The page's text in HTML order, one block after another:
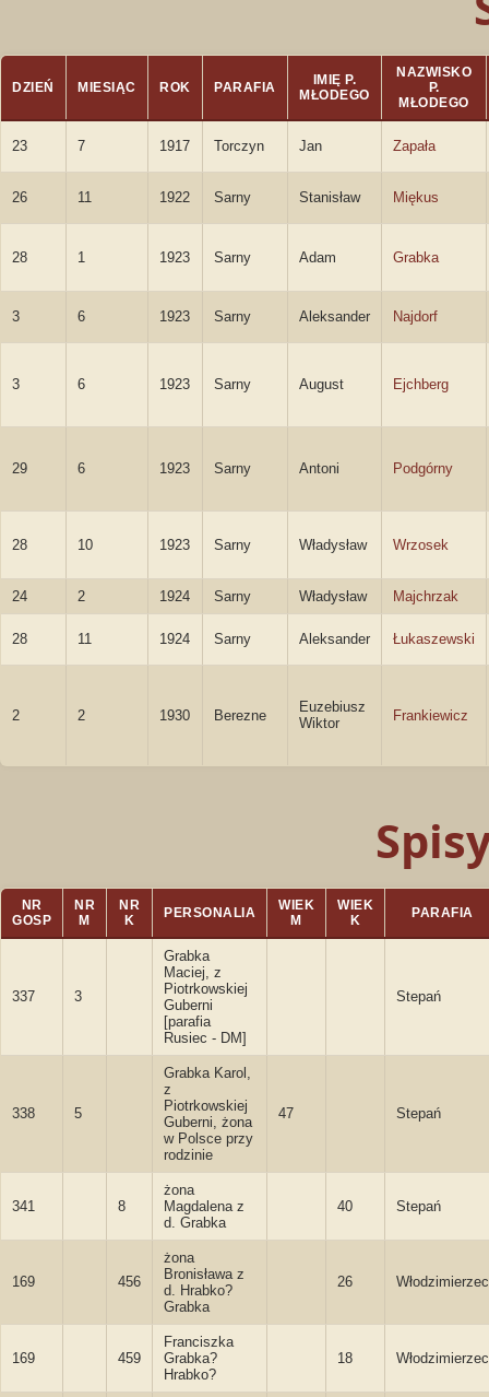
DZIEŃ MIESIĄC ROK PARAFIA
IMIĘ P.
MŁODEGO
NAZWISKO
P.
MŁODEGO
23 7 1917 Torczyn Jan Zapała
26 11 1922 Sarny Stanisław Miękus
28 1 1923 Sarny Adam Grabka
3 6 1923 Sarny Aleksander Najdorf
3 6 1923 Sarny August Ejchberg
29 6 1923 Sarny Antoni Podgórny
28 10 1923 Sarny Władysław Wrzosek
24 2 1924 Sarny Władysław Majchrzak
28 11 1924 Sarny Aleksander Łukaszewski
2 2 1930 Berezne
Euzebiusz
Wiktor
Frankiewicz
NR
GOSP
NR
M
NR
K
PERSONALIA
WIEK
M
WIEK
K
PARAFIA
337 3
Grabka
Maciej, z
Piotrkowskiej
Guberni
[parafia
Rusiec - DM]
Stepań
338 5
Grabka Karol,
z
Piotrkowskiej
Guberni, żona
w Polsce przy
rodzinie
47 Stepań
341 8
żona
Magdalena z
d. Grabka
40 Stepań
169 456
żona
Bronisława z
d. Hrabko?
Grabka
26 Włodzimierzec
169 459
Franciszka
Grabka?
Hrabko?
18 Włodzimierzec